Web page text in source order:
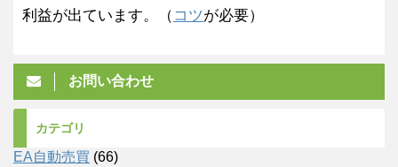
利益が出ています。（ コツが必要）
お問い合わせ
カテゴリ
EA自動売買 (66)